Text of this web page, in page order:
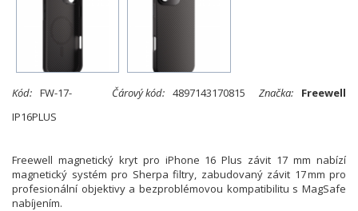
Kód: FW-17-
IP16PLUS
Čárový kód: 4897143170815 Značka: Freewell
Freewell magnetický kryt pro iPhone 16 Plus závit 17 mm nabízí
magnetický systém pro Sherpa filtry, zabudovaný závit 17 mm pro
profesionální objektivy a bezproblémovou kompatibilitu s MagSafe
nabíjením.